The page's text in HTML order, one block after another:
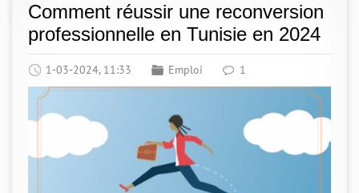
Comment réussir une reconversion
professionnelle en Tunisie en 2024
1-03-2024, 11:33 Emploi 1